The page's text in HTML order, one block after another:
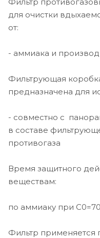
для очистки
от:
- аммиака и
Фильтрующая
предназначена для
- совместно с
в составе
противогаза
Время защитного
веществам:
по аммиаку при
Фильтр применяется